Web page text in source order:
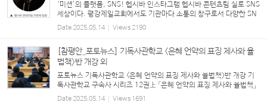
‘미션’의 플랫폼, SNS! 헵시바 인스타그램 헵시바 콘텐츠팀 실로 SNS
세상이다. 평강제일교회에서도 기관마다 소통의 창구로서 다양한 SN
S를 활용하고 있는 중이다. 최근 SNS 플랫폼에 대대적인 변화를 시도
하고 있는 청년1부 헵시바 선교회를 찾아봤다...
Date2025.05.14 Views2190
[참평안_포토뉴스] 기독사관학교 <은혜 언약의 표징 제사와 율
법책>반 개강 외
포토뉴스 기독사관학교 <은혜 언약의 표징 제사와 율법책>반 개강 기
독사관학교 구속사 시리즈 12권上 「은혜 언약의 표징 제사와 율법책」
반이 처음으로 개강했다. 이번 학기는 토요 미스바반(3/15), 주일 오
전반과 오후반(3/16), 월요 구역장반(3/17)...
Date2025.05.14 Views 1691